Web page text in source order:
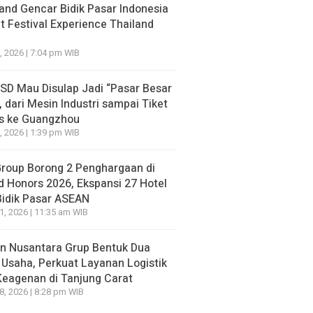
Unggul, Malah Pulang Kampung: Timnas Indonesia
2026 usai Ditahan Singapura 1-1
Jay Idzes Dibidik PSG
Sassuolo Waswas:
Kehilangan Bek Andalan
Gencar Bidik Pasar Indonesia
Festival Experience Thailand
2026 | 7:04 pm WIB
Mau Disulap Jadi “Pasar Besar
dari Mesin Industri sampai Tiket
ke Guangzhou
2026 | 1:39 pm WIB
Borong 2 Penghargaan di
Honors 2026, Ekspansi 27 Hotel
Pasar ASEAN
2026 | 11:35 am WIB
Nusantara Grup Bentuk Dua
Perkuat Layanan Logistik
di Tanjung Carat
2026 | 8:28 pm WIB